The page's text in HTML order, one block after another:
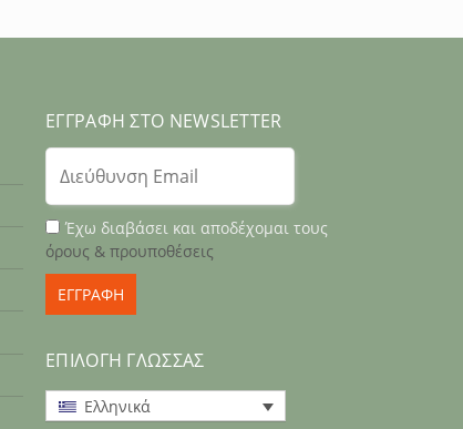
ΕΓΓΡΑΦΉ ΣΤΟ NEWSLETTER
Έχω διαβάσει και αποδέχομαι τους
όρους & προυποθέσεις
ΕΠΙΛΟΓΗ ΓΛΩΣΣΑΣ
Ελληνικά